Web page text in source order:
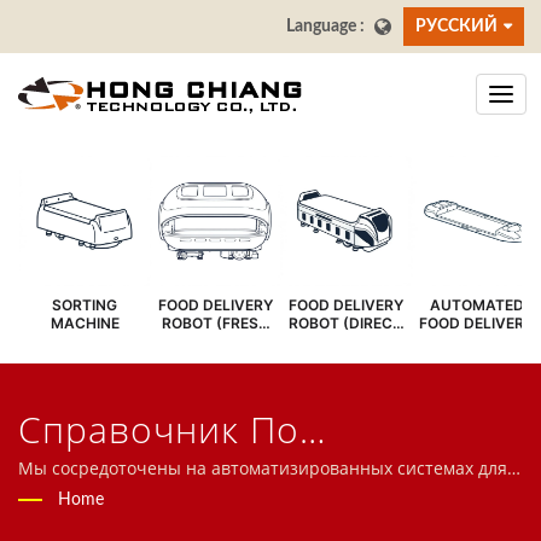
РУССКИЙ
SORTING
MACHINE
FOOD DELIVERY
ROBOT (FRESH
FOOD DELIVERY
ROBOT (DIRECT
AUTOMATED
FOOD DELIVERY
Справочник По
Моделированию - Быстрый
Мы сосредоточены на автоматизированных системах для
ресторанов, включая робота для доставки еды, систему
Home